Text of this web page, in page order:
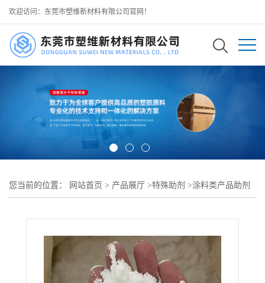
欢迎访问：东莞市塑维新材料有限公司官网！
您当前的位置： 网站首页 > 产品展厅 >特殊助剂 >涂料类产品助剂